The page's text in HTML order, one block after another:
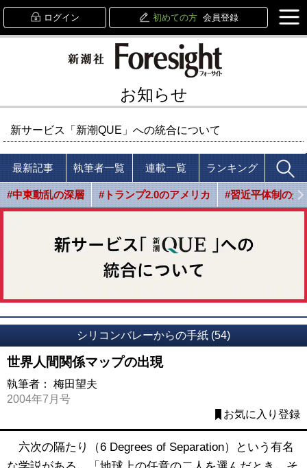
ログイン 初めての方 会員登録
お知らせ
新サービス「新潮QUE」への統合について
最新記事 執筆者一覧 連載一覧 ランキング
#中東動乱の深層 #トランプ2.0のアメリカ #習近平体制の光
シリコンバレーからの手紙 (54)
世界人間関係マップの出現
執筆者： 梅田望夫
2004年7月号
お気に入り登録
六次の隔たり（6 Degrees of Separation）という有名